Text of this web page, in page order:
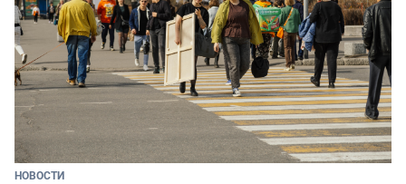
НОВОСТИ